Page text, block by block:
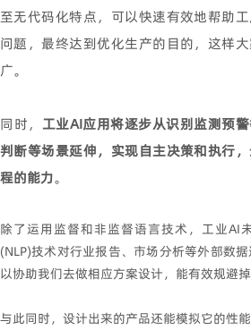
至无代码化特点，可以快速有效地帮助
问题，最终达到优化生产的目的，这样
广。
同时， 工业AI应用将逐步从识别监测预
判断等场景延伸，实现自主决策和执行
程的能力。
除了运用监督和非监督语言技术，工业AI
(NLP)技术对行业报告、市场分析等外部数
以协助我们去做相应方案设计，能有效规避
与此同时，设计出来的产品还能模拟它的性